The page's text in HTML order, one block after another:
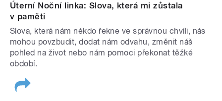
Úterní Noční linka: Slova, která mi zůstala
v paměti
Slova, která nám někdo řekne ve správnou chvíli, nás
mohou povzbudit, dodat nám odvahu, změnit náš
pohled na život nebo nám pomoci překonat těžké
období.